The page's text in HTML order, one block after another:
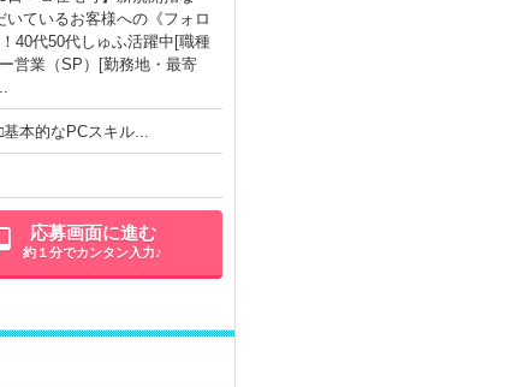
ているお客様への《フォロ
40代50代しゅふ活躍中[職種
営業（SP）[勤務地・最寄
基本的なPCスキル...
応募画面に進む
約１分でカンタン入力♪